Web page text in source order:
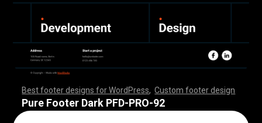
Best footer designs for WordPress ,Custom footer design
,,,,,,,,,,,,,,,,,,,,,,,,,,,,,,,,,,,,, ,,,,,,,,,,,,,,,,,,,,,,,,
,,,,,,,,,,,,,,,,,,,,,,,,,,,,,,,,,,,,, ,,,,,,,,,,,,,,,,,,,,,,,,
,,,,,,,,
Pure Footer Dark PFD-PRO-92